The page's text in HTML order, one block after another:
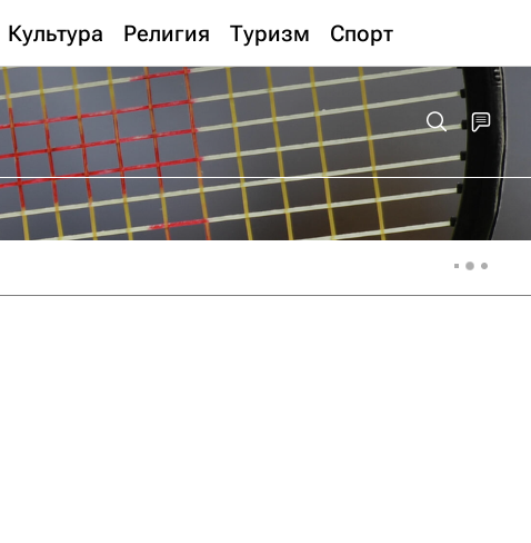
Культура Религия Туризм Спорт